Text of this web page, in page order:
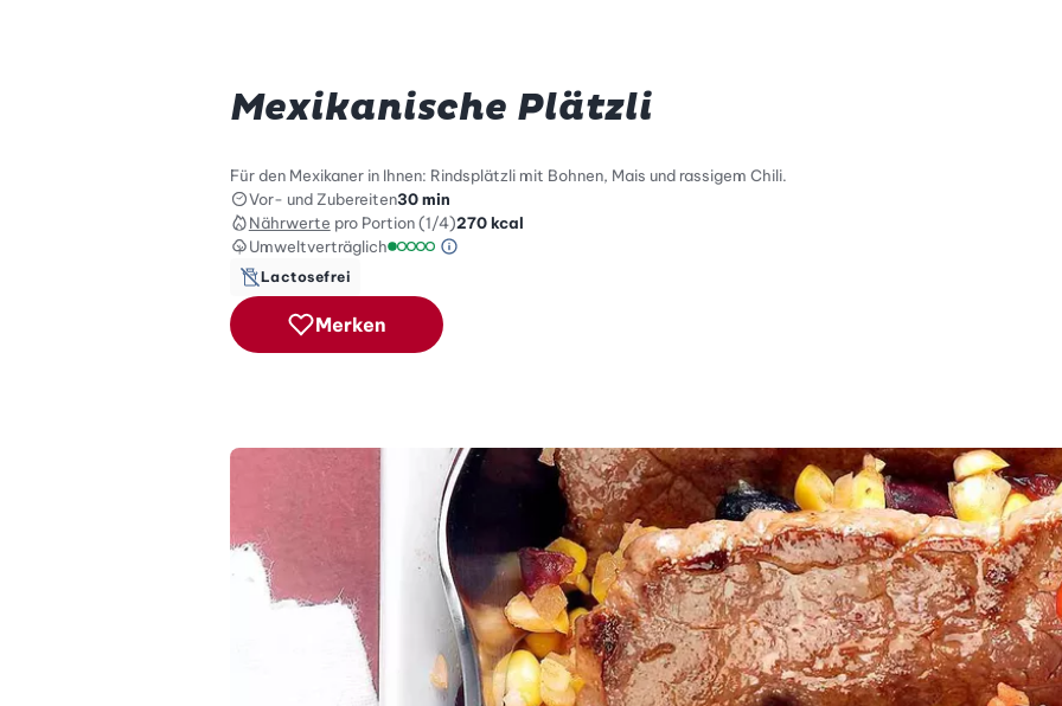
Mexikanische Plätzli
Für den Mexikaner in Ihnen: Rindsplätzli mit Bohnen, Mais und rassigem Chili.
Vor- und Zubereiten30 min
Nährwerte pro Portion (1/4)270 kcal
Umweltverträglich
Green Betty Skala Info
Lactosefrei
Merken